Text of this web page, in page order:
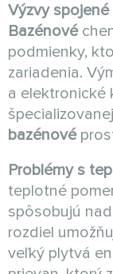
Výzvy
Bazénové
podmienky,
zariadenia.
a elektronické
bazénové
Problémy s
teplotné
spôsobujú
rozdiel
veľký plytvá